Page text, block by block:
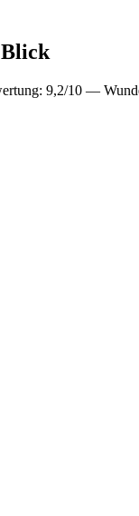
Blick
9,2/10 —